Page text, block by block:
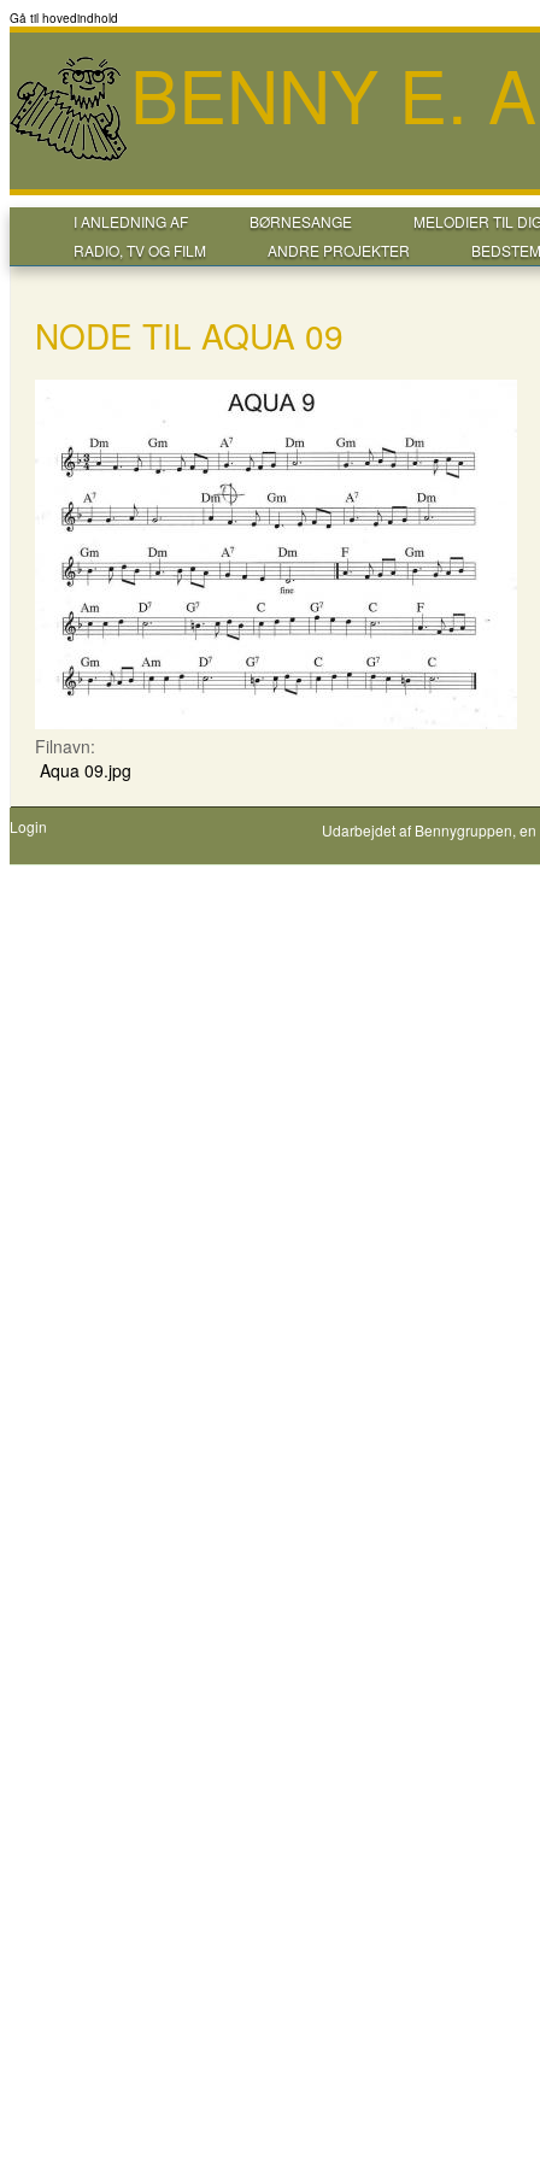
Gå til hovedindhold
BENNY E.
I ANLEDNING AF BØRNESANGE
MELODIER TIL
RADIO, TV OG FILM
ANDRE PROJEKTER
NODE TIL AQUA 09
Filnavn:
Aqua 09.jpg
Login Udarbejdet af Bennygruppen,